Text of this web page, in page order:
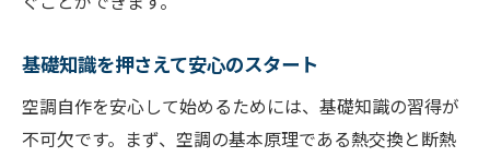
基礎知識を押さえて安心のスタート
空調自作を安心して始めるためには、基礎知識の習得が
不可欠です。まず、空調の基本原理である熱交換と断熱